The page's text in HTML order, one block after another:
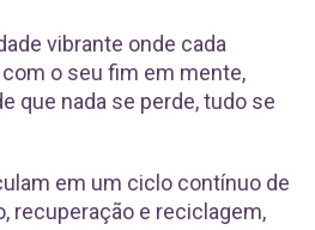
vibrante onde cada
o seu fim em mente,
que nada se perde, tudo se
em um ciclo contínuo de
recuperação e reciclagem,